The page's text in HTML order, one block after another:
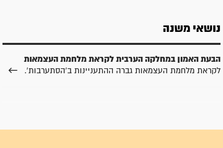
נושאי משנה
הבעת האמון במחלקה הערבית לקראת מלחמת העצמאות
לקראת מלחמת העצמאות גברה ההתעניינות ב'הסתערבות'.